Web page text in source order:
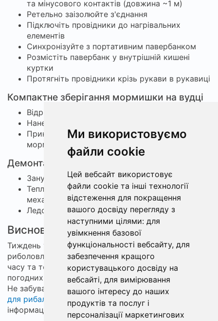
Ми використовуємо
файли cookie
Цей вебсайт використовує
файли cookie та інші технології
відстеження для покращення
вашого досвіду перегляду з
наступними цілями: для
увімкнення базової
функціональності вебсайту, для
забезпечення кращого
користувацького досвіду на
вебсайті, для вимірювання
вашого інтересу до наших
продуктів та послуг і
персоналізації маркетингових
та мінусового контактів (довжина ~1 м)
Ретельно заізолюйте з'єднання
Підключіть провідники до нагрівальних
елементів
Синхронізуйте з портативним павербанком
Розмістіть павербанк у внутрішній кишені
куртки
Протягніть провідники крізь рукави в рукавиці
Компактне зберігання мормишки на вудці
Відріжте невеликий шматочок винної пробки
Нанесіть суперклей
Приклейте до рукоятки як тримач для
мормишки
Демонтаж ледобура на морозі
Занурте ледобур у лунку на кілька хвилин
Тепла вода в лунці розтопить замерзлий
механізм
Ледобур легко складеться
Висновки
Тиждень у Полтаві обіцяє бути сприятливим для
риболовлі, особливо якщо слідувати порадам щодо
часу та техніки лову, пристосовуватися до
погодних змін і використовувати якісний інвентар.
Не забувайте спілкуватися з однодумцями у
для рибалки
, де завжди можна отримати корисну
інформацію та підтримку.